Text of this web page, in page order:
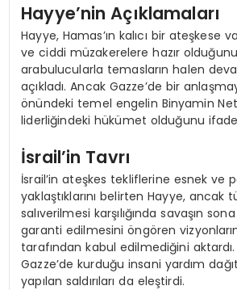
Hayye’nin Açıklamaları
Hayye, Hamas’ın kalıcı bir ateşkese
ve ciddi müzakerelere hazır
arabulucularla temasların halen
açıkladı. Ancak Gazze’de bir
önündeki temel engelin Binyamin
liderliğindeki hükümet olduğunu
İsrail’in Tavrı
İsrail’in ateşkes tekliflerine esnek ve
yaklaştıklarını belirten Hayye, ancak
salıverilmesi karşılığında savaşın
garanti edilmesini öngören
tarafından kabul edilmediğini aktardı.
Gazze’de kurduğu insani yardım
yapılan saldırıları da eleştirdi.